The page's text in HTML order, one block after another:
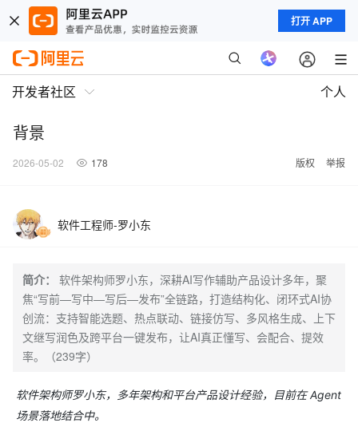
打开 APP
开发者社区 个人
背景
2026-05-02 178 版权 举报
软件工程师-罗小东
简介：
软件架构师罗小东，深耕AI写作辅助产品设计多年，聚
焦“写前—写中—写后—发布”全链路，打造结构化、闭环式AI协
创流：支持智能选题、热点联动、链接仿写、多风格生成、上下
文继写润色及跨平台一键发布，让AI真正懂写、会配合、提效
率。（239字）
软件架构师罗小东，多年架构和平台产品设计经验，目前在 Agent
场景落地结合中。